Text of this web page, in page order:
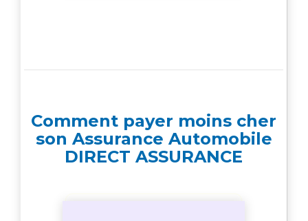
Comment payer moins cher
son Assurance Automobile
DIRECT ASSURANCE